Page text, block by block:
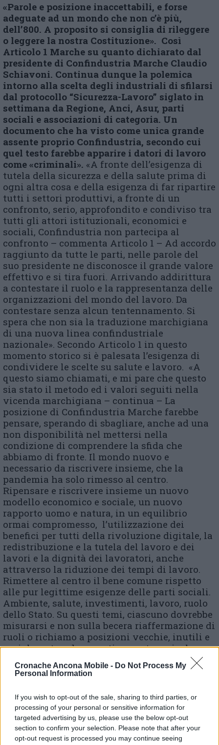
Cronache Ancona Mobile - Do Not Process My
Personal Information
If you wish to opt-out of the sale, sharing to third parties, or
processing of your personal or sensitive information for
targeted advertising by us, please use the below opt-out
section to confirm your selection. Please note that after your
opt-out request is processed you may continue seeing
«Parole e posizione inaccettabili, e forse
adeguate ad un mondo che non c’è più,
dell’800. A proposito si consiglia di rileggere
o leggere la nostra Costituzione». Così
Articolo 1 Marche su quanto dichiarato dal
presidente di Confindustria Marche Claudio
Schiavoni. Continua dunque la polemica
intorno alla scelta degli industriali di sfilarsi
dal protocollo “Sicurezza-Lavoro” siglato in
settimana da Regione, Anci, Asur, parti
sociali e associazioni di categoria. Un
documento che ha visto come unica grande
assente proprio Confindustria, secondo cui
quel testo farebbe apparire i datori di lavoro
come «criminali». «A fronte dell’esigenza di
tutela della sicurezza e della salute prima di
ogni altra cosa e della esigenza di far ripartire
tutti i settori produttivi, a fronte di un
confronto, serio, approfondito e condiviso tra
tutti gli attori istituzionali, economici e
sociali, Confindustria non partecipa al
confronto – commenta Articolo 1 – Ad accordo
raggiunto da tutte le parti, nelle parole del
suo presidente ne disconosce il grande valore
effettivo e si tira fuori. Arrivando addirittura
a contestare il ruolo e la rappresentanza delle
organizzazioni del mondo del lavoro. Da
contestare senza alcun tentennamento. Si
spera che non sia la traduzione marchigiana
di una nuova linea confindustriale
nazionale». Secondo Articolo 1 in questo
momento storico si è palesata l’esigenza di
condividere le scelte su salute e lavoro. «A
questo siamo chiamati, e mi pare che questo
sia stato il metodo ed i valori seguiti nella
vicenda marchigiana – continua – La
posizione di Confindustria Marche farebbe
pensare, sperando di sbagliare, anche ad una
non disponibilità nel mettersi nella
condizione di comprendere la sfida che
abbiamo di fronte. Il mondo nuovo e
necessario da riscrivere insieme, che la
pandemia ha solo rimesso al centro.
Ripensare e riscrivere insieme un nuovo
modello economico e sociale, un nuovo
rapporto uomo e natura, in un equilibrio
ormai compromesso, l’utilizzazione dei
benefici per tutti della rivoluzione digitale, la
redistribuzione e la tutela del lavoro e dei
lavori e la dignità dei lavoratori, anche
attraverso la riduzione dei tempi di lavoro.
Rimettere al centro il bene comune rispetto
alle pur legittime esigenze delle parti sociali.
Ambiente, salute, investimenti, lavoro, ruolo
dello Stato. Su questi temi, ciascuno dovrebbe
misurarsi e non sulla becera riaffermazione di
ruoli o richiamo a posizioni vecchie, inutili e
socialmente e democraticamente pericolose.
Se è stata una uscita infelice, ci si
aspetterebbe una rettifica – conclude Articolo
risulta irricevibile e da rispedire al mittente,
invitando piuttosto Confindustria a tornare ai
tavoli e dire la sua, rispettando tutte le
posizioni e tutti i soggetti».